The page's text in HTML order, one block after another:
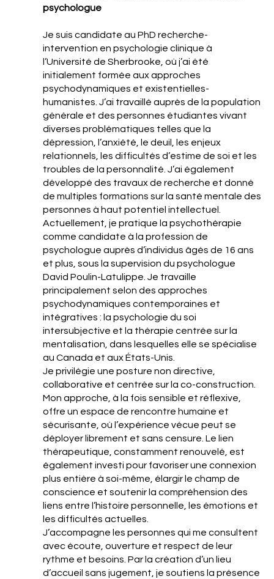
psychologue
Je suis candidate au PhD recherche-
intervention en psychologie clinique à
l’Université de Sherbrooke, où j’ai été
initialement formée aux approches
psychodynamiques et existentielles-
humanistes. J’ai travaillé auprès de la population
générale et des personnes étudiantes vivant
diverses problématiques telles que la
dépression, l’anxiété, le deuil, les enjeux
relationnels, les difficultés d’estime de soi et les
troubles de la personnalité. J’ai également
développé des travaux de recherche et donné
de multiples formations sur la santé mentale des
personnes à haut potentiel intellectuel.
Actuellement, je pratique la psychothérapie
comme candidate à la profession de
psychologue auprès d’individus âgés de 16 ans
et plus, sous la supervision du psychologue
David Poulin-Latulippe. Je travaille
principalement selon des approches
psychodynamiques contemporaines et
intégratives : la psychologie du soi
intersubjective et la thérapie centrée sur la
mentalisation, dans lesquelles elle se spécialise
au Canada et aux États-Unis.
Je privilégie une posture non directive,
collaborative et centrée sur la co-construction.
Mon approche, à la fois sensible et réflexive,
offre un espace de rencontre humaine et
sécurisante, où l’expérience vécue peut se
déployer librement et sans censure. Le lien
thérapeutique, constamment renouvelé, est
également investi pour favoriser une connexion
plus entière à soi-même, élargir le champ de
conscience et soutenir la compréhension des
liens entre l’histoire personnelle, les émotions et
les difficultés actuelles.
J’accompagne les personnes qui me consultent
avec écoute, ouverture et respect de leur
rythme et besoins. Par la création d’un lieu
d’accueil sans jugement, je soutiens la présence